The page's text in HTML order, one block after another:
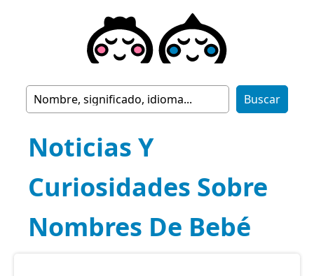
Noticias Y
Curiosidades Sobre
Nombres De Bebé